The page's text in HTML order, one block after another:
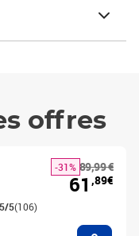
offres
5(106)
89,99 €
-31%
61 ,89€